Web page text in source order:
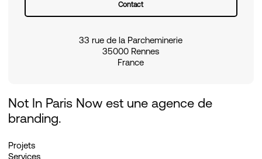
Not In Paris Now est une agence de
branding.
Projets
Services
Contact
33 rue de la Parcheminerie
35000 Rennes
France